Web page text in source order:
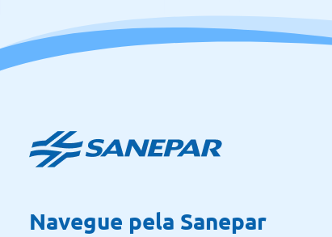
Navegue pela Sanepar